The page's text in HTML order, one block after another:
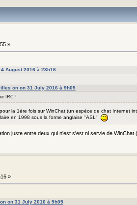
»
August 2016 à 23h16
on on 31 July 2016 à 9h05
IRC !
la 1ère fois sur WinChat (un espèce de chat Internet
en 1998 sous la forme anglaise "ASL"
juste entre deux qui n'est s'est ni servie de WinChat
»
on 31 July 2016 à 9h05